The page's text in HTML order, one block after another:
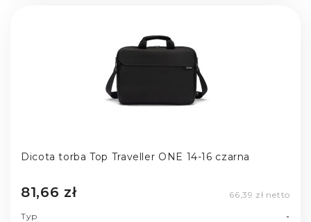
Dicota torba Top Traveller ONE 14-16 czarna
81,66 zł 66,39 zł netto
Typ
-